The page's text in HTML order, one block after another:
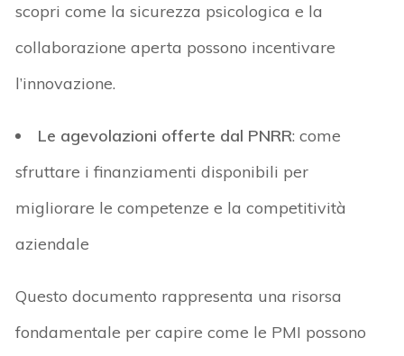
scopri come la sicurezza psicologica e la
collaborazione aperta possono incentivare
l’innovazione.
Le agevolazioni offerte dal PNRR: come
sfruttare i finanziamenti disponibili per
migliorare le competenze e la competitività
aziendale
Questo documento rappresenta una risorsa
fondamentale per capire come le PMI possono